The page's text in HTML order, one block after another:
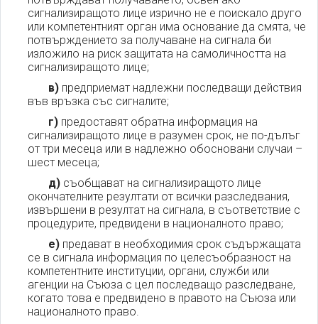
сигнализиращото лице изрично не е поискало друго
или компетентният орган има основание да смята, че
потвърждението за получаване на сигнала би
изложило на риск защитата на самоличността на
сигнализиращото лице;
в)предприемат надлежни последващи действия
във връзка със сигналите;
г)предоставят обратна информация на
сигнализиращото лице в разумен срок, не по-дълъг
от три месеца или в надлежно обосновани случаи –
шест месеца;
д)съобщават на сигнализиращото лице
окончателните резултати от всички разследвания,
извършени в резултат на сигнала, в съответствие с
процедурите, предвидени в националното право;
е)предават в необходимия срок съдържащата
се в сигнала информация по целесъобразност на
компетентните институции, органи, служби или
агенции на Съюза с цел последващо разследване,
когато това е предвидено в правото на Съюза или
националното право.